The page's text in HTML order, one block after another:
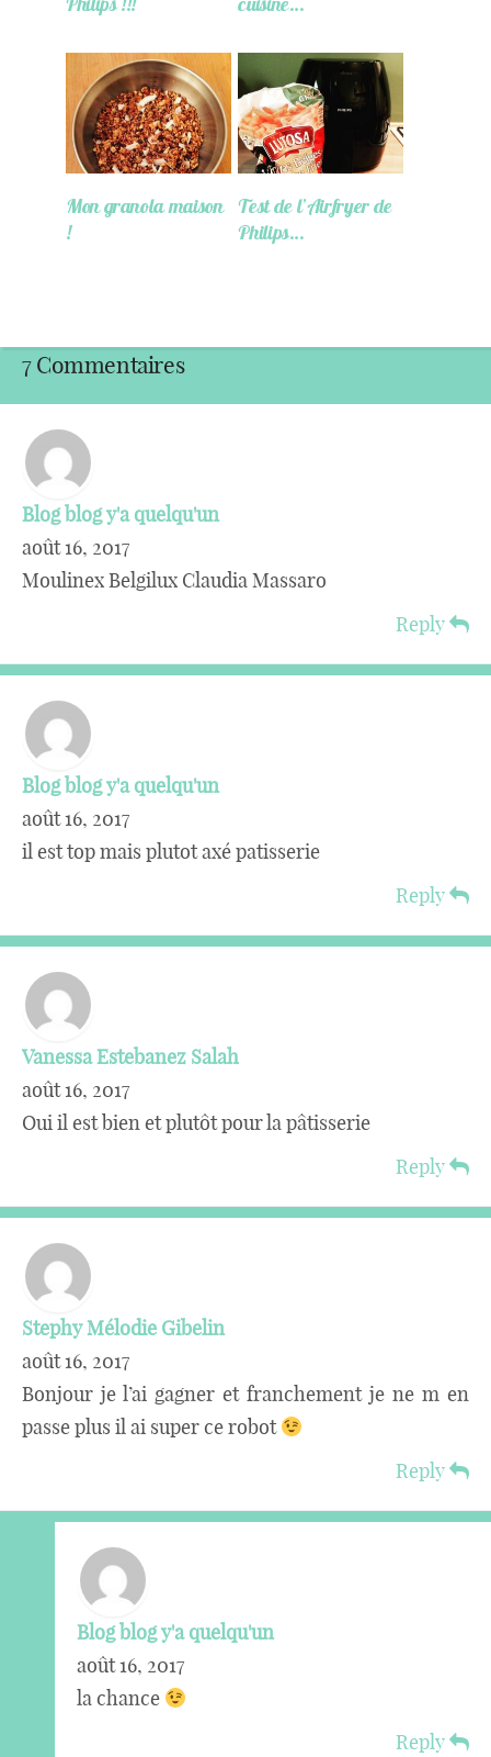
Mon granola maison
!
Test de l’Airfryer de
Philips…
7 Commentaires
Blog blog y'a quelqu'un
août 16, 2017
Moulinex Belgilux Claudia Massaro
Reply
Blog blog y'a quelqu'un
août 16, 2017
il est top mais plutot axé patisserie
Reply
Vanessa Estebanez Salah
août 16, 2017
Oui il est bien et plutôt pour la pâtisserie
Reply
Stephy Mélodie Gibelin
août 16, 2017
Bonjour je l’ai gagner et franchement je ne m en
passe plus il ai super ce robot
Reply
Blog blog y'a quelqu'un
août 16, 2017
la chance
Reply